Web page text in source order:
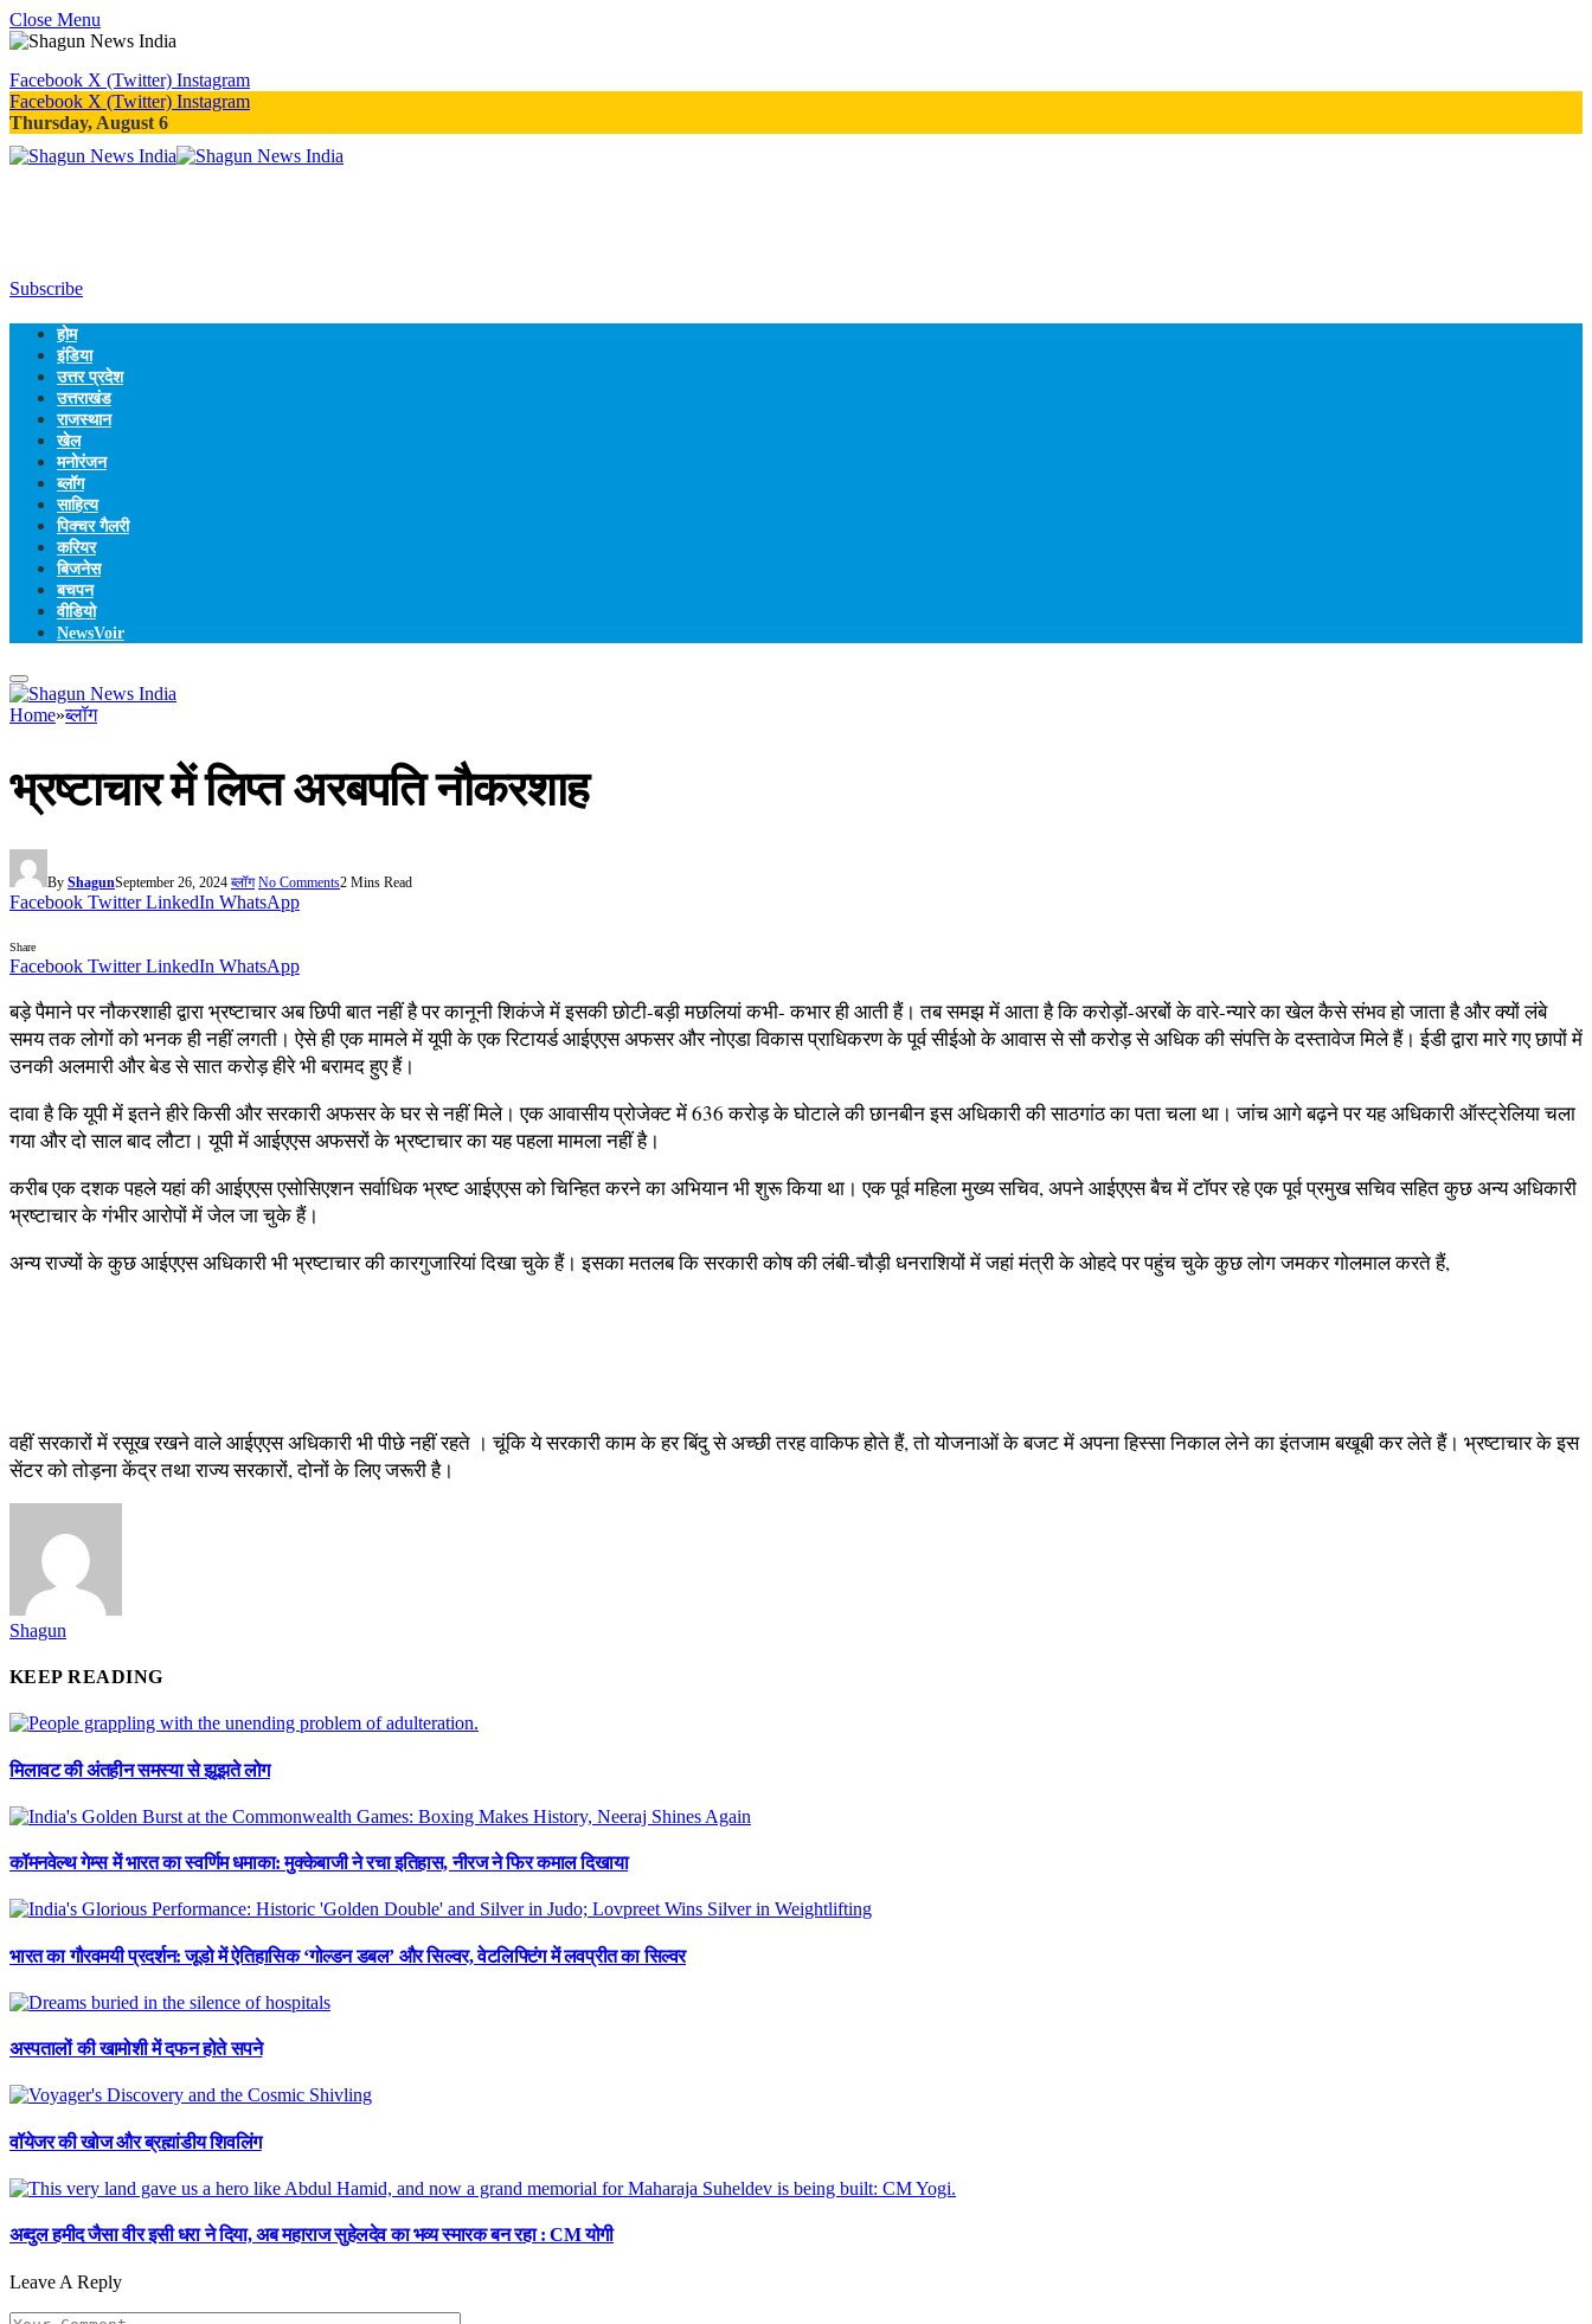
Close Menu
Facebook X (Twitter) Instagram
Facebook X (Twitter) Instagram
Thursday, August 6
Subscribe
होम
इंडिया
उत्तर प्रदेश
उत्तराखंड
राजस्थान
खेल
मनोरंजन
ब्लॉग
साहित्य
पिक्चर गैलरी
करियर
बिजनेस
बचपन
वीडियो
NewsVoir
Home»ब्लॉग
भ्रष्टाचार में लिप्त अरबपति नौकरशाह
By ShagunSeptember 26, 2024 ब्लॉग No Comments2 Mins Read
Facebook Twitter LinkedIn WhatsApp
Share
Facebook Twitter LinkedIn WhatsApp
बड़े पैमाने पर नौकरशाही द्वारा भ्रष्टाचार अब छिपी बात नहीं है पर कानूनी शिकंजे में इसकी छोटी-बड़ी मछलियां कभी- कभार ही आती हैं। तब समझ में आता है कि करोड़ों-अरबों के वारे-न्यारे का खेल कैसे संभव हो जाता है और क्यों लंबे
समय तक लोगों को भनक ही नहीं लगती। ऐसे ही एक मामले में यूपी के एक रिटायर्ड आईएएस अफसर और नोएडा विकास प्राधिकरण के पूर्व सीईओ के आवास से सौ करोड़ से अधिक की संपत्ति के दस्तावेज मिले हैं। ईडी द्वारा मारे गए छापों में
उनकी अलमारी और बेड से सात करोड़ हीरे भी बरामद हुए हैं।
दावा है कि यूपी में इतने हीरे किसी और सरकारी अफसर के घर से नहीं मिले। एक आवासीय प्रोजेक्ट में 636 करोड़ के घोटाले की छानबीन इस अधिकारी की साठगांठ का पता चला था। जांच आगे बढ़ने पर यह अधिकारी ऑस्ट्रेलिया चला
गया और दो साल बाद लौटा। यूपी में आईएएस अफसरों के भ्रष्टाचार का यह पहला मामला नहीं है।
करीब एक दशक पहले यहां की आईएएस एसोसिएशन सर्वाधिक भ्रष्ट आईएएस को चिन्हित करने का अभियान भी शुरू किया था। एक पूर्व महिला मुख्य सचिव, अपने आईएएस बैच में टॉपर रहे एक पूर्व प्रमुख सचिव सहित कुछ अन्य अधिकारी
भ्रष्टाचार के गंभीर आरोपों में जेल जा चुके हैं।
अन्य राज्यों के कुछ आईएएस अधिकारी भी भ्रष्टाचार की कारगुजारियां दिखा चुके हैं। इसका मतलब कि सरकारी कोष की लंबी-चौड़ी धनराशियों में जहां मंत्री के ओहदे पर पहुंच चुके कुछ लोग जमकर गोलमाल करते हैं,
वहीं सरकारों में रसूख रखने वाले आईएएस अधिकारी भी पीछे नहीं रहते । चूंकि ये सरकारी काम के हर बिंदु से अच्छी तरह वाकिफ होते हैं, तो योजनाओं के बजट में अपना हिस्सा निकाल लेने का इंतजाम बखूबी कर लेते हैं। भ्रष्टाचार के इस
सेंटर को तोड़ना केंद्र तथा राज्य सरकारों, दोनों के लिए जरूरी है।
Shagun
KEEP READING
मिलावट की अंतहीन समस्या से झूझते लोग
कॉमनवेल्थ गेम्स में भारत का स्वर्णिम धमाका: मुक्केबाजी ने रचा इतिहास, नीरज ने फिर कमाल दिखाया
भारत का गौरवमयी प्रदर्शन: जूडो में ऐतिहासिक ‘गोल्डन डबल’ और सिल्वर, वेटलिफ्टिंग में लवप्रीत का सिल्वर
अस्पतालों की खामोशी में दफन होते सपने
वॉयेजर की खोज और ब्रह्मांडीय शिवलिंग
अब्दुल हमीद जैसा वीर इसी धरा ने दिया, अब महाराज सुहेलदेव का भव्य स्मारक बन रहा : CM योगी
Leave A Reply